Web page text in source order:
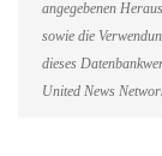
angegebenen
sowie die
dieses
United News